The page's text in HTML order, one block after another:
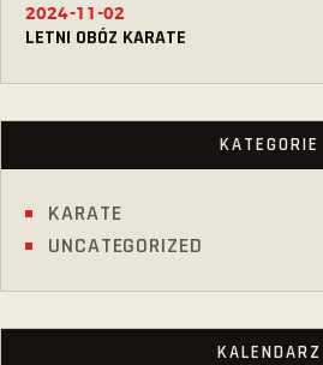
LETNI OBÓZ KARATE
2024-11-02
KATEGORIE
KARATE
UNCATEGORIZED
KALENDARZ